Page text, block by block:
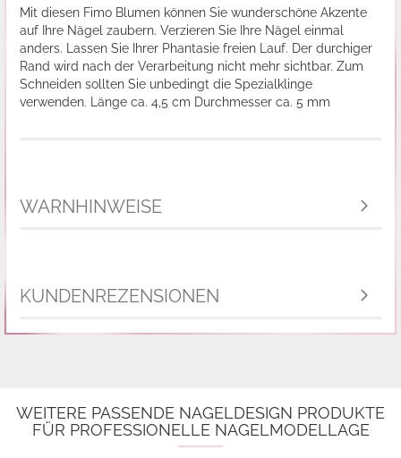
Mit diesen Fimo Blumen können Sie wunderschöne Akzente
auf Ihre Nägel zaubern. Verzieren Sie Ihre Nägel einmal
anders. Lassen Sie Ihrer Phantasie freien Lauf. Der durchiger
Rand wird nach der Verarbeitung nicht mehr sichtbar. Zum
Schneiden sollten Sie unbedingt die Spezialklinge
verwenden. Länge ca. 4,5 cm Durchmesser ca. 5 mm
WARNHINWEISE
KUNDENREZENSIONEN
WEITERE PASSENDE NAGELDESIGN PRODUKTE
FÜR PROFESSIONELLE NAGELMODELLAGE